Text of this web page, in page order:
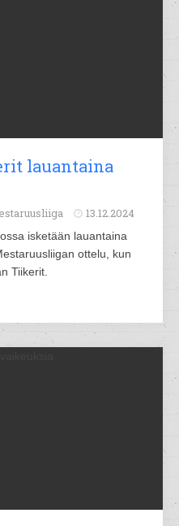
lauantaina
13.12.2024
isketään lauantaina
ottelu, kun
Tiikerit.